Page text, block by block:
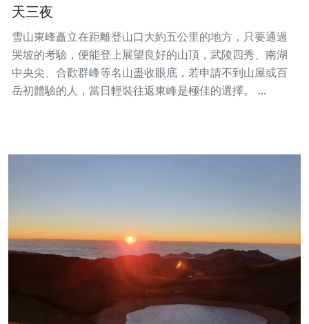
天三夜
雪山東峰矗立在距離登山口大約五公里的地方，只要通過
哭坡的考驗，便能登上展望良好的山頂，武陵四秀、南湖
中央尖、合歡群峰等名山盡收眼底，若申請不到山屋或百
岳初體驗的人，當日輕裝往返東峰是極佳的選擇。 ...